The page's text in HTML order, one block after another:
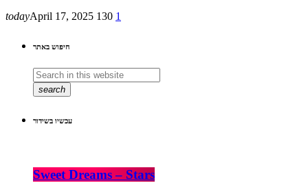
todayApril 17, 2025 130 1
חיפוש באתר
search
עכשיו בשידור
Sweet Dreams – Stars